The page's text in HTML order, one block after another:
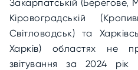
Закарпатській (Берегове,
Кіровоградській
Світловодськ) та
Харків) областях не
звітування за 2024